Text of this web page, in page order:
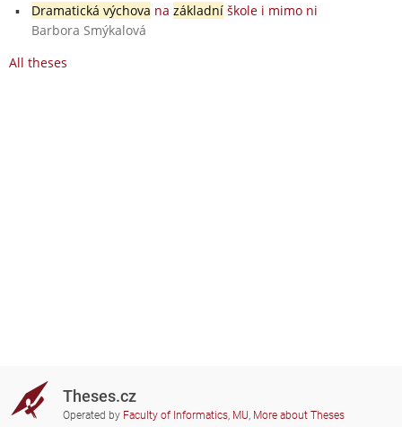
Dramatická výchova na základníškole i mimo ni
Barbora Smýkalová
All theses
Theses.cz
Operated by Faculty of Informatics, MU, More about Theses